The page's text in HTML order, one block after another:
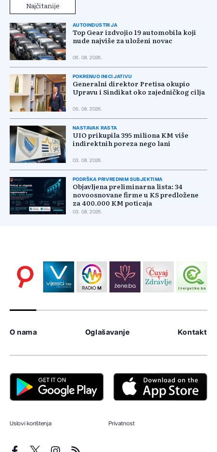
Najčitanije
AUTOINDUSTRIJA
Top Gear izdvojio 19 automobila koji
nude najviše za uloženi novac
06. 08. 2026.
POKRENUO INICIJATIVU
Generalni direktor Pretisa okupio
Upravu i Sindikat oko zajedničkog cilja
05. 08. 2026.
NASTAVAK RASTA
UIO prikupila 395 miliona KM više
indirektnih poreza nego lani
03. 08. 2026.
PODRŠKA PRIVREDNIM SUBJEKTIMA
Objavljena preliminarna lista: 34
novoosnovane firme u KS predložene
za 400.000 KM poticaja
03. 08. 2026.
O nama Oglašavanje Kontakt
Uslovi korištenja Privatnost